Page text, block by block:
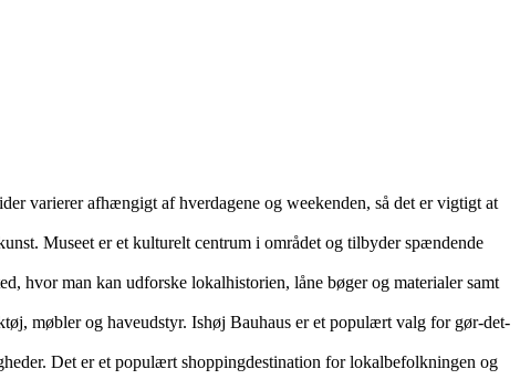
varierer afhængigt af hverdagene og weekenden, så det er vigtigt at
Museet er et kulturelt centrum i området og tilbyder spændende
man kan udforske lokalhistorien, låne bøger og materialer samt
møbler og haveudstyr. Ishøj Bauhaus er et populært valg for gør-det-
Det er et populært shoppingdestination for lokalbefolkningen og